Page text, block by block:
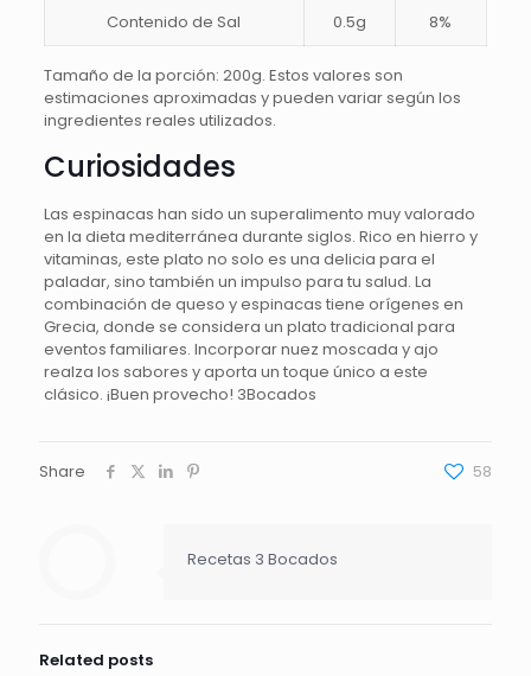
Contenido de Sal 0.5g 8%
Tamaño de la porción: 200g. Estos valores son
estimaciones aproximadas y pueden variar según los
ingredientes reales utilizados.
Curiosidades
Las espinacas han sido un superalimento muy valorado
en la dieta mediterránea durante siglos. Rico en hierro y
vitaminas, este plato no solo es una delicia para el
paladar, sino también un impulso para tu salud. La
combinación de queso y espinacas tiene orígenes en
Grecia, donde se considera un plato tradicional para
eventos familiares. Incorporar nuez moscada y ajo
realza los sabores y aporta un toque único a este
clásico. ¡Buen provecho! 3Bocados
Share 58
Recetas 3 Bocados
Related posts